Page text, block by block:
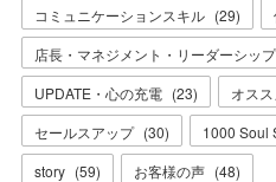
コミュニケーションスキル (29)
店長・マネジメント・リーダーシップ
UPDATE・心の充電 (23) オス
セールスアップ (30) 1000 Soul
story (59) お客様の声 (48)